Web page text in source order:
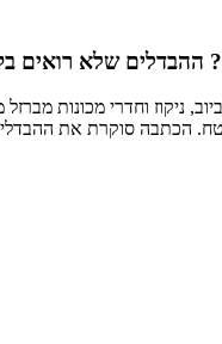
ההבדלים שלא רואים
הכתבה סוקרת את